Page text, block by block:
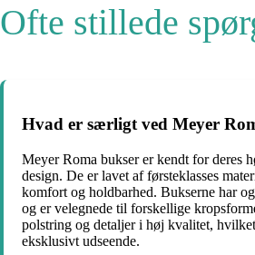
Ofte stillede
Hvad er særligt ved Meyer
Meyer Roma bukser er kendt for deres
design. De er lavet af førsteklasses
komfort og holdbarhed. Bukserne har
og er velegnede til forskellige
polstring og detaljer i høj kvalitet,
eksklusivt udseende.